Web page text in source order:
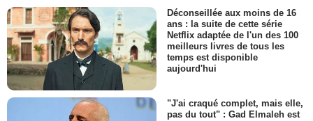
Déconseillée aux moins de 16
ans : la suite de cette série
Netflix adaptée de l'un des 100
meilleurs livres de tous les
temps est disponible
aujourd'hui
"J'ai craqué complet, mais elle,
pas du tout" : Gad Elmaleh est